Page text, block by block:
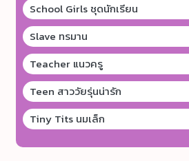
School Girls ชุดนักเรียน
Slave ทรมาน
Teacher แนวครู
Teen สาววัยรุ่นน่ารัก
Tiny Tits นมเล็ก